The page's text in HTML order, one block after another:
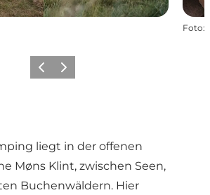
Foto:
ZurückWeiter
liegt in der offenen
Møns Klint, zwischen Seen,
Buchenwäldern. Hier